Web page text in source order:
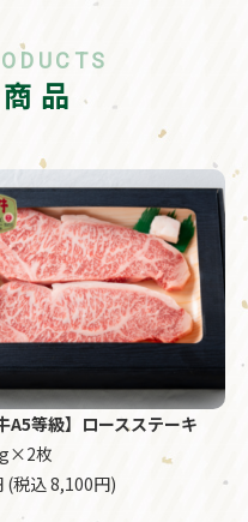
品
A5等級】ロースステーキ
枚
(税込 8,100円)